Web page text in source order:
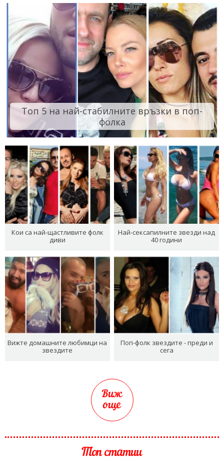
Топ 5 на най-стабилните връзки в поп-
фолка
Кои са най-щастливите фолк
диви
Най-сексапилните звезди над
40 години
Вижте домашните любимци на
звездите
Поп-фолк звездите - преди и
сега
Виж
още
Топ статии